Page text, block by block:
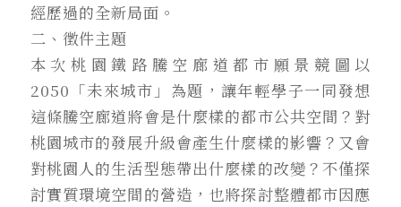
經歷過的全新局面。
二、徵件主題
本次桃園鐵路騰空廊道都市願景競圖以
2050「未來城市」為題，讓年輕學子一同發想
這條騰空廊道將會是什麼樣的都市公共空間？對
桃園城市的發展升級會產生什麼樣的影響？又會
對桃園人的生活型態帶出什麼樣的改變？不僅探
討實質環境空間的營造，也將探討整體都市因應